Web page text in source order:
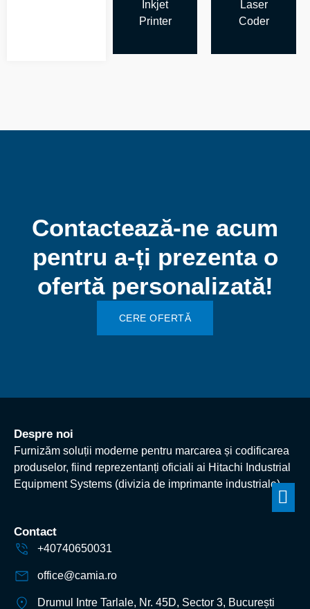
Inkjet
Printer
Laser
Coder
Contactează-ne acum
pentru a-ți prezenta o
ofertă personalizată!
CERE OFERTĂ
Despre noi
Furnizăm soluții moderne pentru marcarea și codificarea
produselor, fiind reprezentanți oficiali ai Hitachi Industrial
Equipment Systems (divizia de imprimante industriale).
Contact
+40740650031
office@camia.ro
Drumul Intre Tarlale, Nr. 45D, Sector 3, București